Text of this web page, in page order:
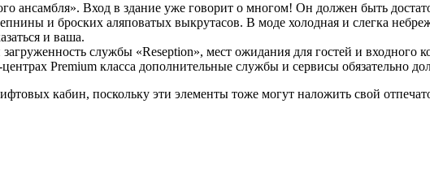
ансамбля». Вход в здание уже говорит о многом! Он должен быть
и броских аляповатых выкрутасов. В моде холодная и слегка
и ваша.
службы «Reseption», мест ожидания для гостей и
Premium класса дополнительные службы и сервисы обязательно
кабин, поскольку эти элементы тоже могут наложить свой